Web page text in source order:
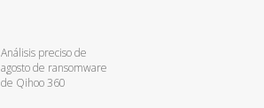
Análisis preciso de
agosto de ransomware
de Qihoo 360